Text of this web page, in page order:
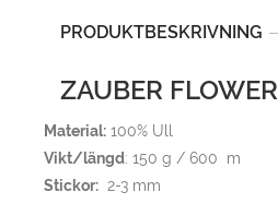
PRODUKTBESKRIVNING
ZAUBER FLOWER
Material:100% Ull
Vikt/längd: 150 g / 600 m
Stickor:2-3 mm